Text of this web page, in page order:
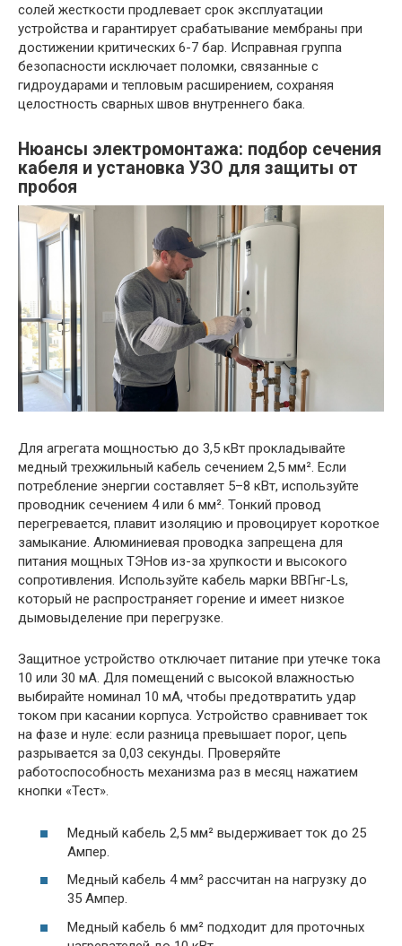
солей жесткости продлевает срок эксплуатации
устройства и гарантирует срабатывание мембраны при
достижении критических 6-7 бар. Исправная группа
безопасности исключает поломки, связанные с
гидроударами и тепловым расширением, сохраняя
целостность сварных швов внутреннего бака.
Нюансы электромонтажа: подбор сечения
кабеля и установка УЗО для защиты от
пробоя
Для агрегата мощностью до 3,5 кВт прокладывайте
медный трехжильный кабель сечением 2,5 мм². Если
потребление энергии составляет 5–8 кВт, используйте
проводник сечением 4 или 6 мм². Тонкий провод
перегревается, плавит изоляцию и провоцирует короткое
замыкание. Алюминиевая проводка запрещена для
питания мощных ТЭНов из-за хрупкости и высокого
сопротивления. Используйте кабель марки ВВГнг-Ls,
который не распространяет горение и имеет низкое
дымовыделение при перегрузке.
Защитное устройство отключает питание при утечке тока
10 или 30 мА. Для помещений с высокой влажностью
выбирайте номинал 10 мА, чтобы предотвратить удар
током при касании корпуса. Устройство сравнивает ток
на фазе и нуле: если разница превышает порог, цепь
разрывается за 0,03 секунды. Проверяйте
работоспособность механизма раз в месяц нажатием
кнопки «Тест».
Медный кабель 2,5 мм² выдерживает ток до 25
Ампер.
Медный кабель 4 мм² рассчитан на нагрузку до
35 Ампер.
Медный кабель 6 мм² подходит для проточных